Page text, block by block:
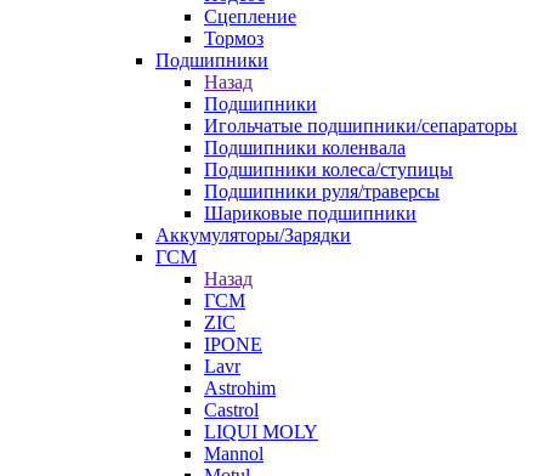
Сцепление
Тормоз
Подшипники
Назад
Подшипники
Игольчатые подшипники/сепараторы
Подшипники коленвала
Подшипники колеса/ступицы
Подшипники руля/траверсы
Шариковые подшипники
Аккумуляторы/Зарядки
ГСМ
Назад
ГСМ
ZIC
IPONE
Lavr
Astrohim
Castrol
LIQUI MOLY
Mannol